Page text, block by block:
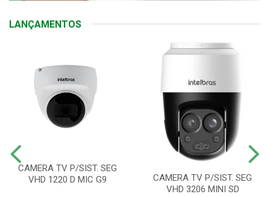
LANÇAMENTOS
CAMERA TV P/SIST. SEG
VHD 1220 D MIC G9
CAMERA TV P/SIST. SEG
VHD 3206 MINI SD